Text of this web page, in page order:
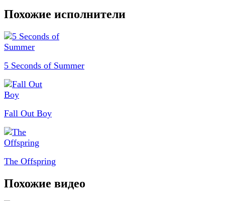
Похожие исполнители
5 Seconds of Summer
Fall Out Boy
The Offspring
Похожие видео